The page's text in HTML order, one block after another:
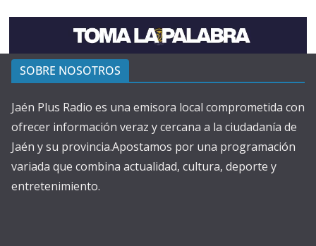
SOBRE NOSOTROS
Jaén Plus Radio es una emisora local comprometida con
ofrecer información veraz y cercana a la ciudadanía de
Jaén y su provincia.Apostamos por una programación
variada que combina actualidad, cultura, deporte y
entretenimiento.